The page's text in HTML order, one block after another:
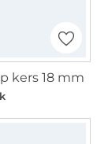
kers 18 mm